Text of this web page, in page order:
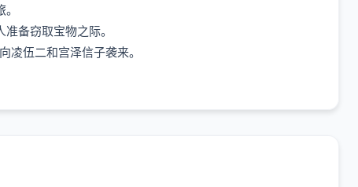
备窃取宝物之际。
伍二和宫泽信子袭来。